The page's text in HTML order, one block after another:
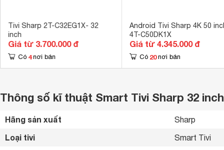
Tivi Sharp 2T-C32EG1X- 32
inch
Giá từ 3.700.000 đ
Có 4 nơi bán
Android Tivi Sharp 4K 50
4T-C50DK1X
Giá từ 4.345.000 đ
Có 20 nơi bán
Thông số kĩ thuật Smart Tivi Sharp 32
Hãng sản xuất Sharp
Loại tivi Smart Tivi